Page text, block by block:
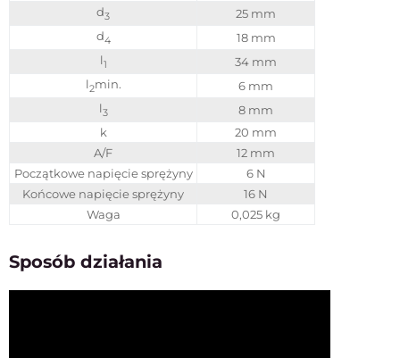
d3
25 mm
d4
18 mm
l1
34 mm
l2min.
6 mm
l3
8 mm
k
20 mm
A/F
12 mm
Początkowe napięcie sprężyny
6 N
Końcowe napięcie sprężyny
16 N
Waga
0,025 kg
Sposób działania